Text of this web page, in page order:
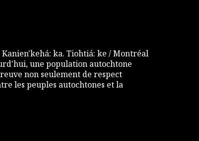
ka. Tiohtiá: ke / Montréal
une population autochtone
non seulement de respect
les peuples autochtones et la